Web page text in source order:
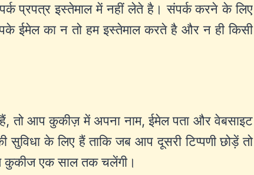
प्रपत्र इस्तेमाल में नहीं लेते है। संपर्क करने के लिए
ईमेल का न तो हम इस्तेमाल करते है और न ही किसी
हैं, तो आप कुकीज़ में अपना नाम, ईमेल पता और वेबसाइट
के लिए हैं ताकि जब आप दूसरी टिप्पणी छोड़ें तो
कुकीज एक साल तक चलेंगी।